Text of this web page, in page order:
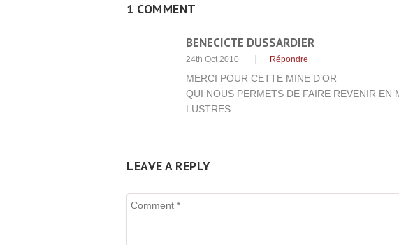
1 COMMENT
BENECICTE DUSSARDIER
24th Oct 2010 Répondre
MERCI POUR CETTE MINE D’OR
QUI NOUS PERMETS DE FAIRE REVENIR EN
LUSTRES
LEAVE A REPLY